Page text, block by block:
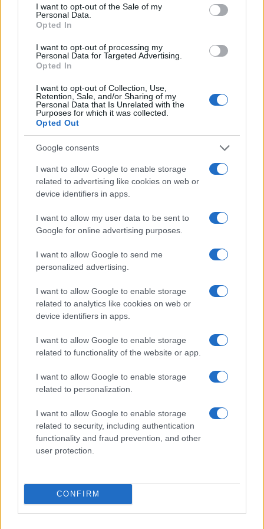
consent section.
I want to opt-out of the Sale of my
Personal Data.
Opted In
I want to opt-out of processing my
Personal Data for Targeted Advertising.
Opted In
I want to opt-out of Collection, Use,
Retention, Sale, and/or Sharing of my
Personal Data that Is Unrelated with the
Purposes for which it was collected.
Opted Out
Google consents
I want to allow Google to enable storage
related to advertising like cookies on web or
device identifiers in apps.
I want to allow my user data to be sent to
Google for online advertising purposes.
I want to allow Google to send me
personalized advertising.
I want to allow Google to enable storage
related to analytics like cookies on web or
device identifiers in apps.
I want to allow Google to enable storage
related to functionality of the website or app.
I want to allow Google to enable storage
related to personalization.
I want to allow Google to enable storage
related to security, including authentication
functionality and fraud prevention, and other
user protection.
CONFIRM
TEMI: Lecco Olbia Calcio Serie C
Inviaci le tue segnalazioni,